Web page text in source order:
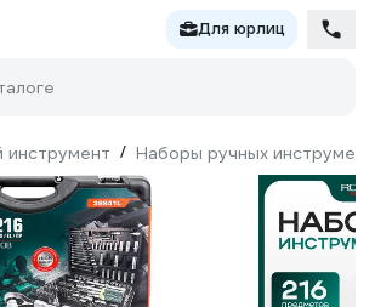
Для юрлиц
инструмент / Наборы ручных